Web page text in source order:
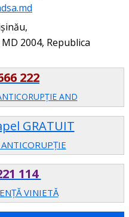
2004, Republica
222
AND
GRATUIT
114
VINIETĂ